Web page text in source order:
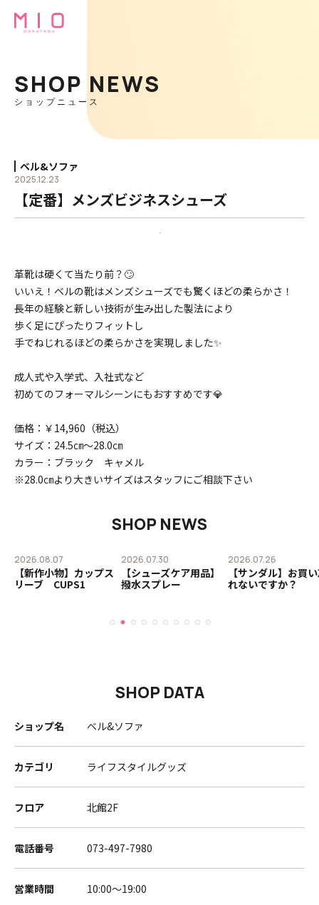
SHOP NEWS
ショップニュース
ベル&ソファ
2025.12.23
【定番】メンズビジネスシューズ
革靴は硬くて当たり前？🙄
いいえ！ベルの靴はメンズシューズでも驚くほどの柔らかさ！
長年の経験と新しい技術が生み出した製法により
歩く足にぴったりフィットし
手でねじれるほどの柔らかさを実現しました✨
成人式や入学式、入社式など
初めてのフォーマルシーンにもおすすめです💎
価格：￥14,960（税込）
サイズ：24.5㎝～28.0㎝
カラー：ブラック キャメル
※28.0㎝より大きいサイズはスタッフにご相談下さい
SHOP NEWS
2026.08.07
【新作小物】カップス
リーブ CUPS1
2026.07.30
【シューズケア用品】
撥水スプレー
2026.07.26
【サンダル】お買
れないですか？
SHOP DATA
ショップ名 ベル&ソファ
カテゴリ ライフスタイルグッズ
フロア 北館2F
電話番号 073-497-7980
営業時間 10:00～19:00